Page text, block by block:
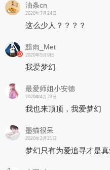
油条cn
2020年7月24日
这么少人？？？？
黯雨_Met
2020年5月9日
我爱梦幻
最爱师姐小安德
2020年4月23日
我也来顶顶，我爱梦幻
墨猫很呆
2020年2月21日
梦幻只有为爱追寻才是真